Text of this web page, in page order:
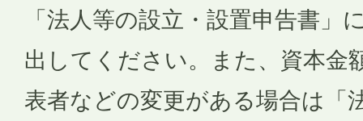
「法人等の設立・設置申告書」
出してください。また、資本金
表者などの変更がある場合は「